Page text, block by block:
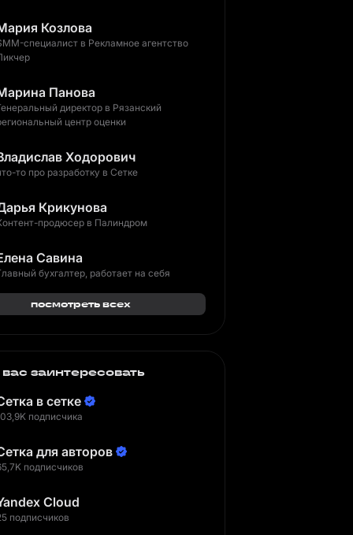
Козлова
специалист в Рекламное агентство
Панова
директор в Рязанский
центр оценки
Ходорович
то про разработку в Сетке
Крикунова
продюсер в Палиндром
Савина
бухгалтер, работает на себя
посмотреть всех
заинтересовать
в сетке
подписчика
для авторов
подписчиков
Cloud
подписчиков